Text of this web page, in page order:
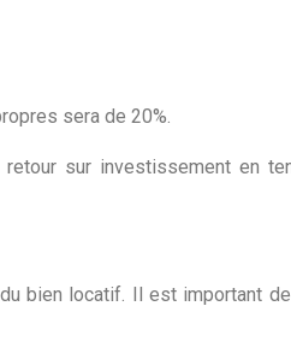
sera de 20%.
sur investissement en
bien locatif. Il est important